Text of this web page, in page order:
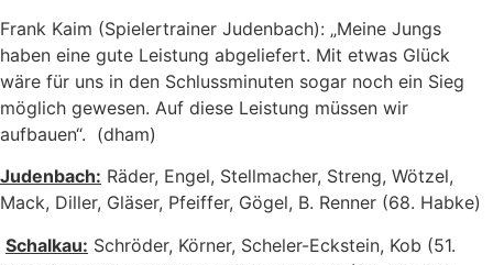
Frank Kaim (Spielertrainer Judenbach): „Meine Jungs
haben eine gute Leistung abgeliefert. Mit etwas Glück
wäre für uns in den Schlussminuten sogar noch ein Sieg
möglich gewesen. Auf diese Leistung müssen wir
aufbauen“. (dham)
Judenbach: Räder, Engel, Stellmacher, Streng, Wötzel,
Mack, Diller, Gläser, Pfeiffer, Gögel, B. Renner (68. Habke)
Schalkau: Schröder, Körner, Scheler-Eckstein, Kob (51.